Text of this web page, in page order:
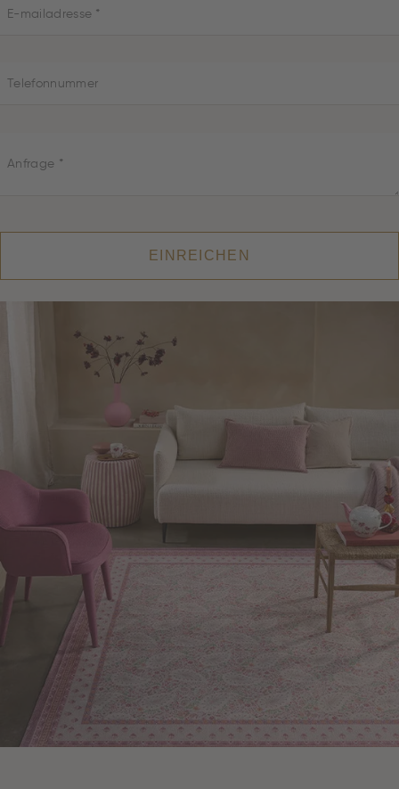
E-mailadresse
Telefonnummer
Anfrage
EINREICHEN